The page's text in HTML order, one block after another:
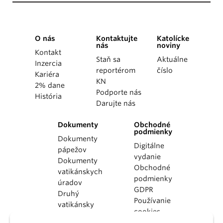
O nás
Kontakt
Inzercia
Kariéra
2% dane
História
Kontaktujte
nás
Staň sa
reportérom
KN
Podporte nás
Darujte nás
Katolícke
noviny
Aktuálne
číslo
Dokumenty
Dokumenty
pápežov
Dokumenty
vatikánskych
úradov
Druhý
vatikánsky
Obchodné
podmienky
Digitálne
vydanie
Obchodné
podmienky
GDPR
Používanie
cookies